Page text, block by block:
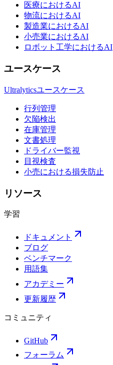
医療におけるAI
物流におけるAI
製造業におけるAI
小売業におけるAI
ロボット工学におけるAI
ユースケース
Ultralyticsユースケース
行列管理
欠陥検出
在庫管理
文書処理
ドライバー監視
目視検査
小売における損失防止
リソース
学習
ドキュメント
ブログ
ベンチマーク
用語集
アカデミー
更新履歴
コミュニティ
GitHub
フォーラム